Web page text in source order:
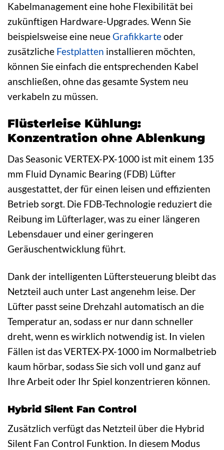
Kabelmanagement eine hohe Flexibilität bei
zukünftigen Hardware-Upgrades. Wenn Sie
beispielsweise eine neueGrafikkarteoder
zusätzliche Festplatten installieren möchten,
können Sie einfach die entsprechenden Kabel
anschließen, ohne das gesamte System neu
verkabeln zu müssen.
Flüsterleise Kühlung:
Konzentration ohne Ablenkung
Das Seasonic VERTEX-PX-1000 ist mit einem 135
mm Fluid Dynamic Bearing (FDB) Lüfter
ausgestattet, der für einen leisen und effizienten
Betrieb sorgt. Die FDB-Technologie reduziert die
Reibung im Lüfterlager, was zu einer längeren
Lebensdauer und einer geringeren
Geräuschentwicklung führt.
Dank der intelligenten Lüftersteuerung bleibt das
Netzteil auch unter Last angenehm leise. Der
Lüfter passt seine Drehzahl automatisch an die
Temperatur an, sodass er nur dann schneller
dreht, wenn es wirklich notwendig ist. In vielen
Fällen ist das VERTEX-PX-1000 im Normalbetrieb
kaum hörbar, sodass Sie sich voll und ganz auf
Ihre Arbeit oder Ihr Spiel konzentrieren können.
Hybrid Silent Fan Control
Zusätzlich verfügt das Netzteil über die Hybrid
Silent Fan Control Funktion. In diesem Modus